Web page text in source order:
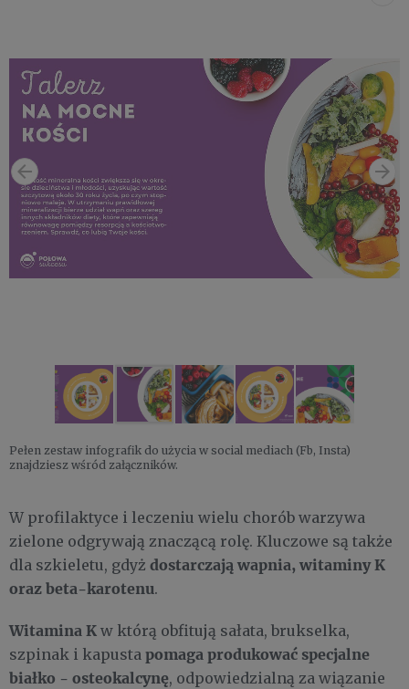
Pełen zestaw infografik do użycia w social mediach (Fb, Insta)
znajdziesz wśród załączników.
W profilaktyce i leczeniu wielu chorób warzywa
zielone odgrywają znaczącą rolę. Kluczowe są także
dla szkieletu, gdyż dostarczają wapnia, witaminy K
oraz beta-karotenu.
Witamina K w którą obfitują sałata, brukselka,
szpinak i kapusta pomaga produkować specjalne
białko - osteokalcynę, odpowiedzialną za wiązanie